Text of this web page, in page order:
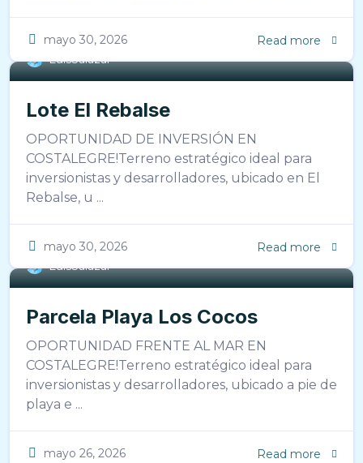
mayo 30, 2026
Read more
LuisSalazar
Lote El Rebalse
OPORTUNIDAD DE INVERSIÓN EN
COSTALEGRE!Terreno estratégico ideal para
inversionistas y desarrolladores, ubicado en El
Rebalse, u ...
mayo 30, 2026
Read more
LuisSalazar
Parcela Playa Los Cocos
OPORTUNIDAD FRENTE AL MAR EN
COSTALEGRE!Terreno estratégico ideal para
inversionistas y desarrolladores, ubicado a pie de
playa e ...
mayo 26, 2026
Read more